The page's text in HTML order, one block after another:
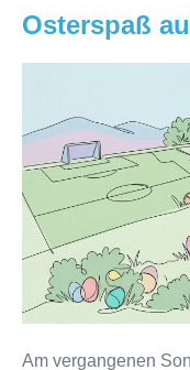
Osterspaß
dem
Fußballplatz
Am vergangenen